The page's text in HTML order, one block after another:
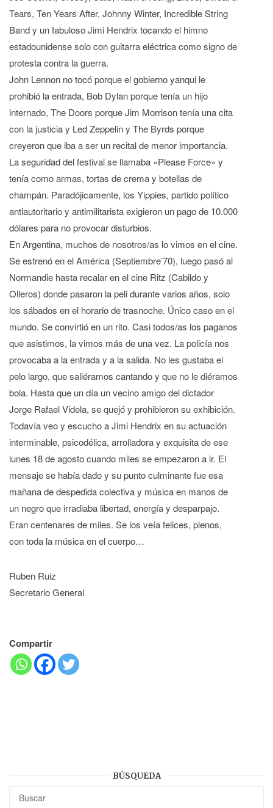
Tears, Ten Years After, Johnny Winter, Incredible String
Band y un fabuloso Jimi Hendrix tocando el himno
estadounidense solo con guitarra eléctrica como signo de
protesta contra la guerra.
John Lennon no tocó porque el gobierno yanqui le
prohibió la entrada, Bob Dylan porque tenía un hijo
internado, The Doors porque Jim Morrison tenía una cita
con la justicia y Led Zeppelin y The Byrds porque
creyeron que iba a ser un recital de menor importancia.
La seguridad del festival se llamaba «Please Force» y
tenía como armas, tortas de crema y botellas de
champán. Paradójicamente, los Yippies, partido político
antiautoritario y antimilitarista exigieron un pago de 10.000
dólares para no provocar disturbios.
En Argentina, muchos de nosotros/as lo vimos en el cine.
Se estrenó en el América (Septiembre’70), luego pasó al
Normandie hasta recalar en el cine Ritz (Cabildo y
Olleros) donde pasaron la peli durante varios años, solo
los sábados en el horario de trasnoche. Único caso en el
mundo. Se convirtió en un rito. Casi todos/as los paganos
que asistimos, la vimos más de una vez. La policía nos
provocaba a la entrada y a la salida. No les gustaba el
pelo largo, que saliéramos cantando y que no le diéramos
bola. Hasta que un día un vecino amigo del dictador
Jorge Rafael Videla, se quejó y prohibieron su exhibición.
Todavía veo y escucho a Jimi Hendrix en su actuación
interminable, psicodélica, arrolladora y exquisita de ese
lunes 18 de agosto cuando miles se empezaron a ir. El
mensaje se había dado y su punto culminante fue esa
mañana de despedida colectiva y música en manos de
un negro que irradiaba libertad, energía y desparpajo.
Eran centenares de miles. Se los veía felices, plenos,
con toda la música en el cuerpo…
Ruben Ruiz
Secretario General
Compartir
BÚSQUEDA